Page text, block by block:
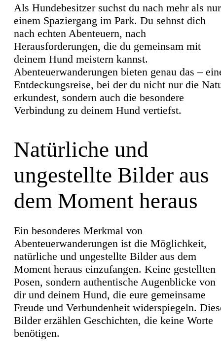
Als Hundebesitzer suchst du nach mehr als nur
einem Spaziergang im Park. Du sehnst dich
nach echten Abenteuern, nach
Herausforderungen, die du gemeinsam mit
deinem Hund meistern kannst.
Abenteuerwanderungen bieten genau das –
Entdeckungsreise, bei der du nicht nur die
erkundest, sondern auch die besondere
Verbindung zu deinem Hund vertiefst.
Natürliche und
ungestellte Bilder aus
dem Moment heraus
Ein besonderes Merkmal von
Abenteuerwanderungen ist die Möglichkeit,
natürliche und ungestellte Bilder aus dem
Moment heraus einzufangen. Keine gestellten
Posen, sondern authentische Augenblicke von
dir und deinem Hund, die eure gemeinsame
Freude und Verbundenheit widerspiegeln.
Bilder erzählen Geschichten, die keine Worte
benötigen.